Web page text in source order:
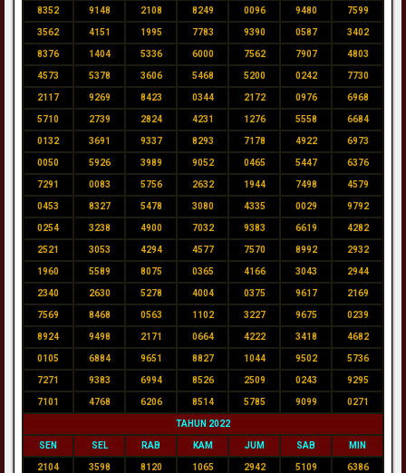
8352 9148 2108 8249 0096 9480 7599
3562 4151 1995 7783 9390 0587 3402
8376 1404 5336 6000 7562 7907 4803
4573 5378 3606 5468 5200 0242 7730
2117 9269 8423 0344 2172 0976 6968
5710 2739 2824 4231 1276 5558 6684
0132 3691 9337 8293 7178 4922 6973
0050 5926 3989 9052 0465 5447 6376
7291 0083 5756 2632 1944 7498 4579
0453 8327 5478 3080 4335 0029 9792
0254 3238 4900 7032 9383 6619 4282
2521 3053 4294 4577 7570 8992 2932
1960 5589 8075 0365 4166 3043 2944
2340 2630 5278 4004 0375 9617 2169
7569 8468 0563 1102 3227 9675 0239
8924 9498 2171 0664 4222 3418 4682
0105 6884 9651 8827 1044 9502 5736
7271 9383 6994 8526 2509 0243 9295
7101 4768 6206 8514 5785 9099 0271
TAHUN 2022
SEN SEL RAB KAM JUM SAB MIN
2104 3598 8120 1065 2942 5109 6386